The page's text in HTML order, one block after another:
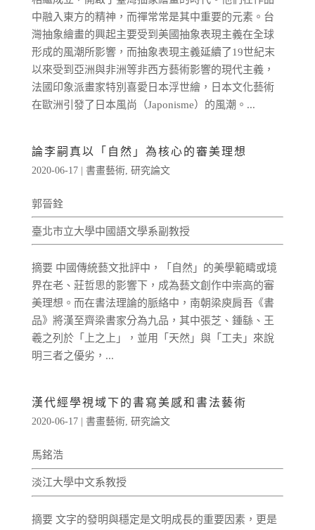
中融入東方的精神，而禪常常是其中重要的元素。台
灣抽象繪畫的興起主要受到美國抽象表現主義在全球
形成的風潮所影響，而抽象表現主義延續了19世紀末
以來受到亞洲與非洲等非西方藝術影響的現代主義，
法國印象派畫家特別喜愛日本浮世繪，日本文化藝術
在歐洲引發了日本風尚（Japonisme）的風潮。...
論李嗣真以「自然」為核心的審美理想
2020-06-17| 書畫藝術, 研究論文
郭晉銓
臺北市立大學中國語文學系副教授
摘要 中國傳統藝文批評中，「自然」的美學範疇或境
界在老、莊哲思的影響下，成為藝文創作中崇高的審
美理想。而在書法理論的脈絡中，南朝梁庾肩吾《書
品》將漢至齊梁書家分為九品，其中張芝、鍾繇、王
羲之列於「上之上」，並用「天然」與「工夫」來說
明三者之優劣，...
漢代經學視域下的書寫美感和書法藝術
2020-06-17| 書畫藝術, 研究論文
馬銘浩
淡江大學中文系教授
摘要 文字的發明與穩定是文明成長的重要因素，更是